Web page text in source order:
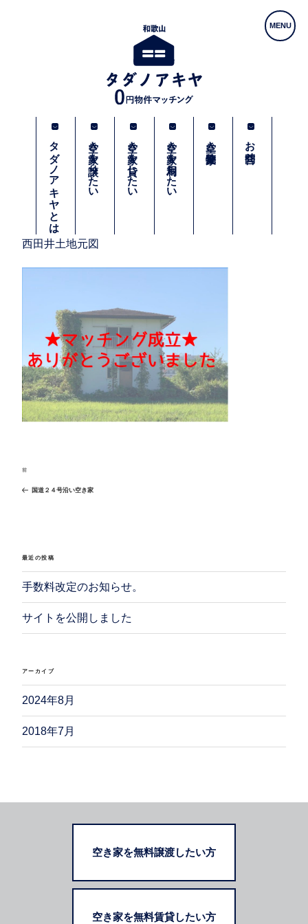
お問合せ
空き家物件一覧
空き家を利用したい
空き家を貸したい
空き家を譲りたい
タダノアキヤとは
西田井土地元図
ー
シ
ン
過
去
前
国道２４号沿い空き家
最近の投稿
手数料改定のお知らせ。
サイトを公開しました
アーカイブ
2024年8月
2018年7月
空き家を無料譲渡したい方
空き家を無料賃貸したい方